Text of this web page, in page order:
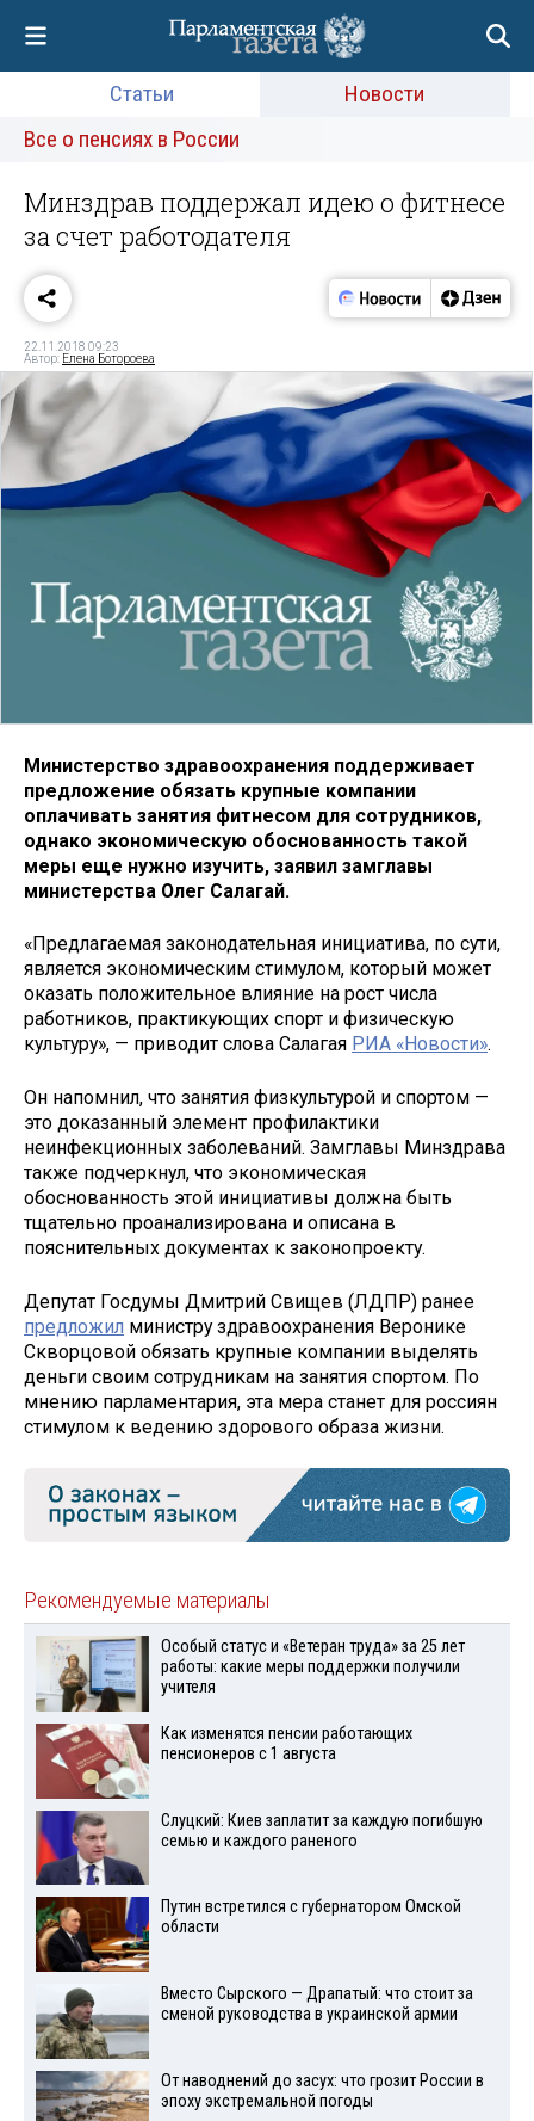
Статьи
Новости
Все о пенсиях в России
Минздрав поддержал идею о фитнесе
за счет работодателя
22.11.2018 09:23
Автор: Елена Ботороева
Министерство здравоохранения поддерживает
предложение обязать крупные компании
оплачивать занятия фитнесом для сотрудников,
однако экономическую обоснованность такой
меры еще нужно изучить, заявил замглавы
министерства Олег Салагай.
«Предлагаемая законодательная инициатива, по сути,
является экономическим стимулом, который может
оказать положительное влияние на рост числа
работников, практикующих спорт и физическую
культуру», — приводит слова Салагая РИА «Новости».
Он напомнил, что занятия физкультурой и спортом —
это доказанный элемент профилактики
неинфекционных заболеваний. Замглавы Минздрава
также подчеркнул, что экономическая
обоснованность этой инициативы должна быть
тщательно проанализирована и описана в
пояснительных документах к законопроекту.
Депутат Госдумы Дмитрий Свищев (ЛДПР) ранее
предложил министру здравоохранения Веронике
Скворцовой обязать крупные компании выделять
деньги своим сотрудникам на занятия спортом. По
мнению парламентария, эта мера станет для россиян
стимулом к ведению здорового образа жизни.
Рекомендуемые материалы
Особый статус и «Ветеран труда» за 25 лет
работы: какие меры поддержки получили
учителя
Как изменятся пенсии работающих
пенсионеров с 1 августа
Слуцкий: Киев заплатит за каждую погибшую
семью и каждого раненого
Путин встретился с губернатором Омской
области
Вместо Сырского — Драпатый: что стоит за
сменой руководства в украинской армии
От наводнений до засух: что грозит России в
эпоху экстремальной погоды